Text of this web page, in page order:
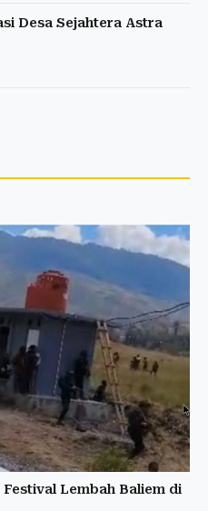
Desa Sejahtera Astra
Lembah Baliem di